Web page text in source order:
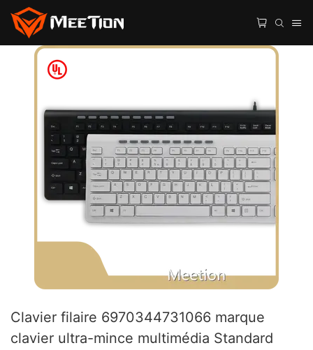
Clavier filaire 6970344731066 marque
clavier ultra-mince multimédia Standard